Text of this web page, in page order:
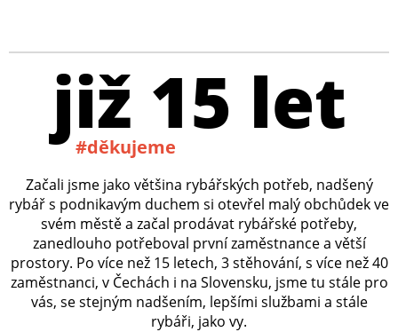
již 15 let
#děkujeme
Začali jsme jako většina rybářských potřeb, nadšený
rybář s podnikavým duchem si otevřel malý obchůdek ve
svém městě a začal prodávat rybářské potřeby,
zanedlouho potřeboval první zaměstnance a větší
prostory. Po více než 15 letech, 3 stěhování, s více než 40
zaměstnanci, v Čechách i na Slovensku, jsme tu stále pro
vás, se stejným nadšením, lepšími službami a stále
rybáři, jako vy.